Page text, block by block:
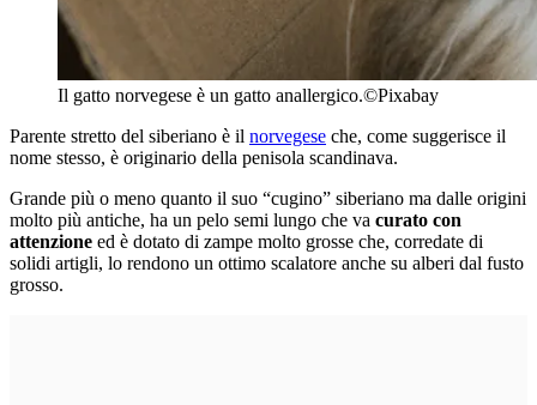
Il gatto norvegese è un gatto anallergico.©Pixabay
Parente stretto del siberiano è il norvegese che, come suggerisce il
nome stesso, è originario della penisola scandinava.
Grande più o meno quanto il suo “cugino” siberiano ma dalle origini
molto più antiche, ha un pelo semi lungo che va curato con
attenzione ed è dotato di zampe molto grosse che, corredate di
solidi artigli, lo rendono un ottimo scalatore anche su alberi dal fusto
grosso.